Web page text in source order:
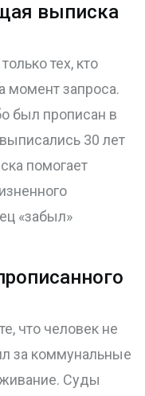
выписка
тех, кто
момент запроса.
был прописан в
30 лет
помогает
«забыл»
что человек не
за коммунальные
Суды